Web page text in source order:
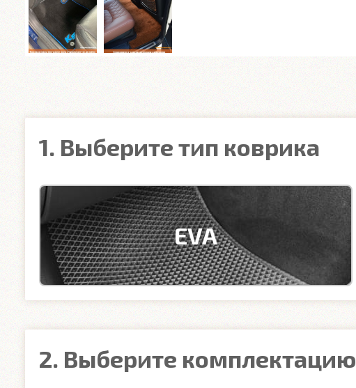
1. Выберите тип коврика
EVA
2. Выберите комплектацию